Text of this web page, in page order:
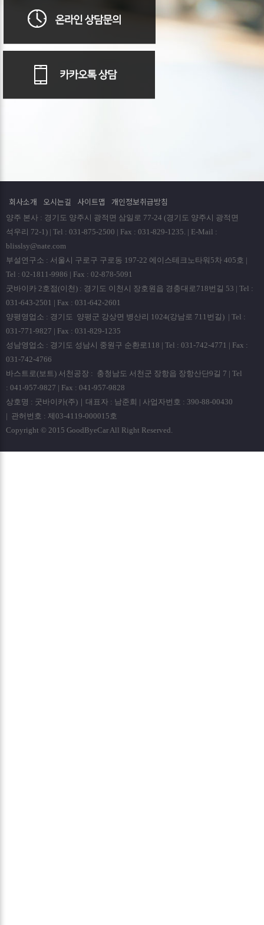
회사소개 오시는길 사이트맵 개인정보취급방침
양주 본사 : 경기도 양주시 광적면 삼일로 77-24 (경기도 양주시 광적면
석우리 72-1) | Tel : 031-875-2500 | Fax : 031-829-1235. | E-Mail :
blisslsy@nate.com
부설연구소 : 서울시 구로구 구로동 197-22 에이스테크노타워5차 405호 |
Tel : 02-1811-9986 | Fax : 02-878-5091
굿바이카 2호점(이천) : 경기도 이천시 장호원읍 경충대로718번길 53 | Tel :
031-643-2501 | Fax : 031-642-2601
양평영업소 : 경기도 양평군 강상면 병산리 1024(강남로 711번길) | Tel :
031-771-9827 | Fax : 031-829-1235
성남영업소 : 경기도 성남시 중원구 순환로118 | Tel : 031-742-4771 | Fax :
031-742-4766
바스트로(보트) 서천공장 : 충청남도 서천군 장항읍 장항산단9길 7 | Tel
: 041-957-9827 | Fax : 041-957-9828
상호명 : 굿바이카(주)｜대표자 : 남준희 | 사업자번호 : 390-88-00430
| 관허번호 : 제03-4119-000015호
Copyright © 2015 GoodByeCar All Right Reserved.